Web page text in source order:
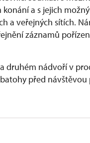
a s jejich
a veřejných sítích.
záznamů
druhém nádvoří v
před